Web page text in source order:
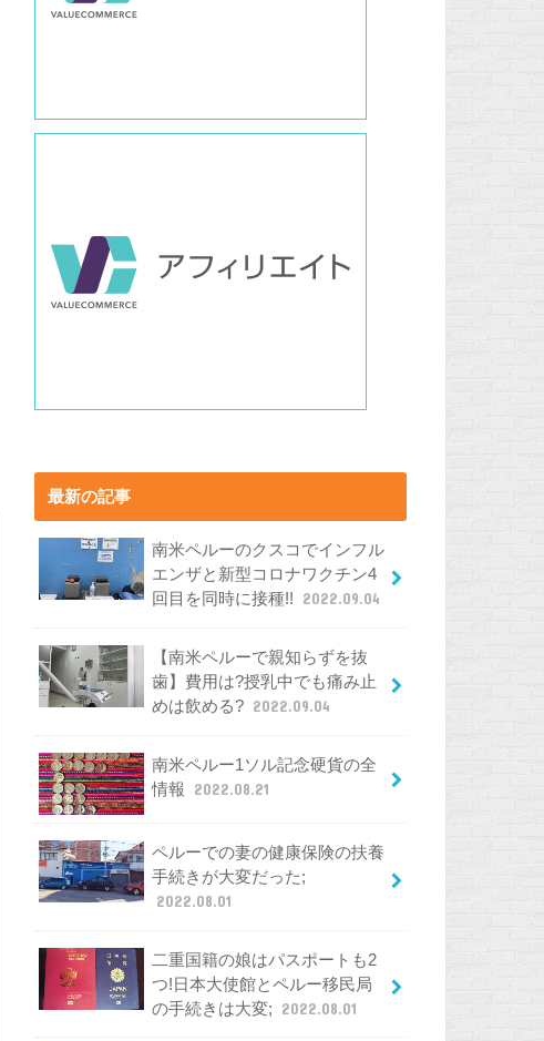
最新の記事
南米ペルーのクスコでインフル
エンザと新型コロナワクチン4
回目を同時に接種!!
2022.09.04
【南米ペルーで親知らずを抜
歯】費用は?授乳中でも痛み止
めは飲める? 2022.09.04
南米ペルー1ソル記念硬貨の全
情報
2022.08.21
ペルーでの妻の健康保険の扶養
手続きが大変だった;
2022.08.01
二重国籍の娘はパスポートも2
つ!日本大使館とペルー移民局
の手続きは大変;
2022.08.01